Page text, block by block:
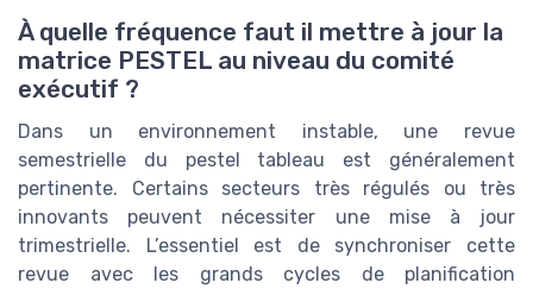
À quelle fréquence faut il mettre à jour la
matrice PESTEL au niveau du comité
exécutif ?
Dans un environnement instable, une revue
semestrielle du pestel tableau est généralement
pertinente. Certains secteurs très régulés ou très
innovants peuvent nécessiter une mise à jour
trimestrielle. L’essentiel est de synchroniser cette
revue avec les grands cycles de planification